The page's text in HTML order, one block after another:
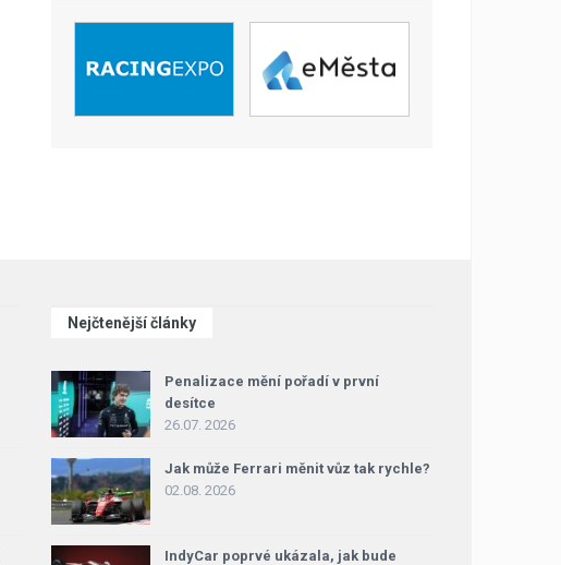
Nejčtenější články
Penalizace mění pořadí v první
desítce
26.07. 2026
Jak může Ferrari měnit vůz tak rychle?
02.08. 2026
IndyCar poprvé ukázala, jak bude